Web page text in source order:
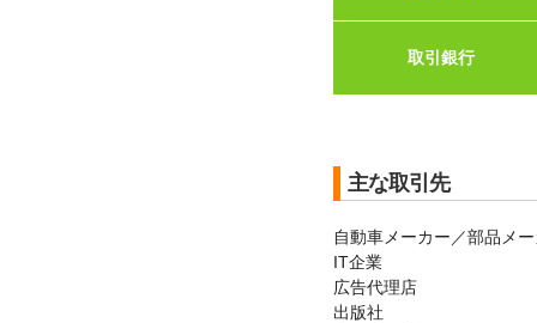
取引銀行
主な取引先
自動車メーカー／部品メ
IT企業
広告代理店
出版社